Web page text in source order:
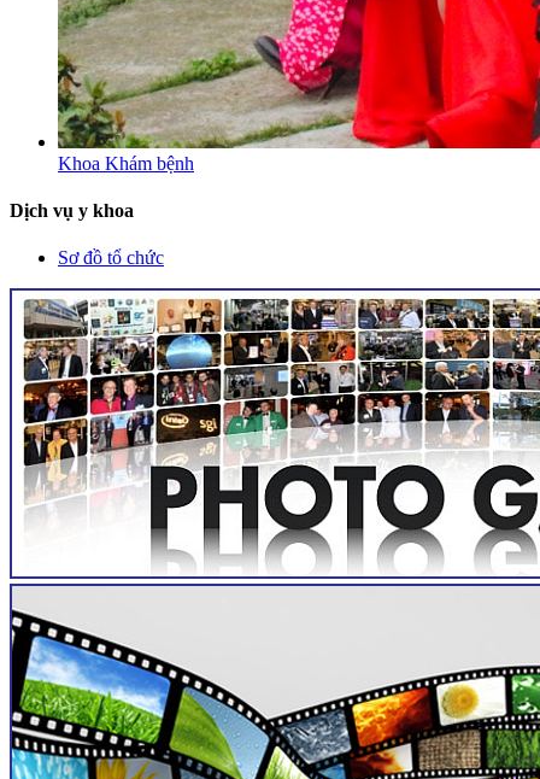
Khoa Khám bệnh
Dịch vụ y khoa
Sơ đồ tổ chức